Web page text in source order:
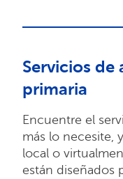
Servicios de
primaria
Encuentre el
más lo necesite,
local o
están diseñados